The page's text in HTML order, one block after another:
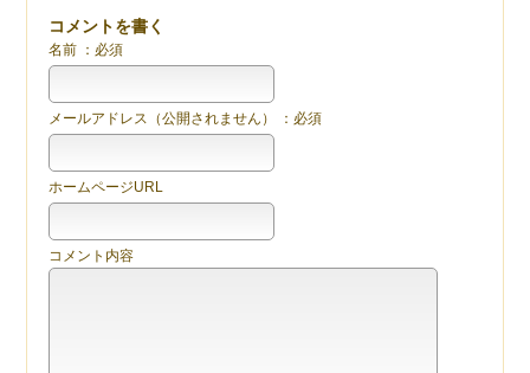
コメントを書く
名前 ：必須
メールアドレス（公開されません） ：必須
ホームページURL
コメント内容